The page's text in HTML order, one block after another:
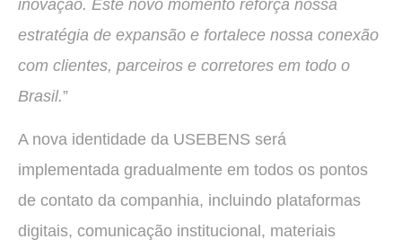
inovação. Este novo momento reforça nossa
estratégia de expansão e fortalece nossa conexão
com clientes, parceiros e corretores em todo o
Brasil.”
A nova identidade da USEBENS será
implementada gradualmente em todos os pontos
de contato da companhia, incluindo plataformas
digitais, comunicação institucional, materiais